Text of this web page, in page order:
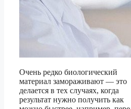
Очень редко биологический
материал замораживают — это
делается в тех случаях, когда
результат нужно получить как